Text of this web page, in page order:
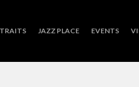
JAZZ PLACE EVENTS